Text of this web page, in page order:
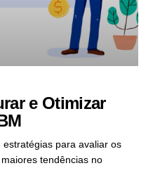
e Otimizar
para avaliar os
tendências no